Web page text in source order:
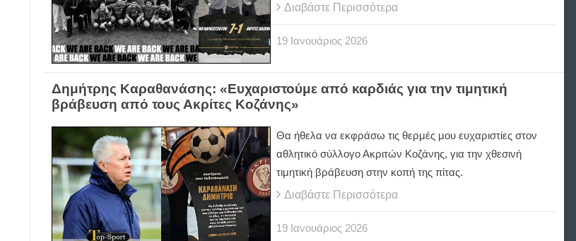
Διαβάστε Περισσότερα
19 Ιανουάριος 2026
Δημήτρης Καραθανάσης: «Ευχαριστούμε από καρδιάς για την τιμητική
βράβευση από τους Ακρίτες Κοζάνης»
Θα ήθελα να εκφράσω τις θερμές μου ευχαριστίες στον
αθλητικό σύλλογο Ακριτών Κοζάνης, για την χθεσινή
τιμητική βράβευση στην κοπή της πίτας.
Διαβάστε Περισσότερα
19 Ιανουάριος 2026